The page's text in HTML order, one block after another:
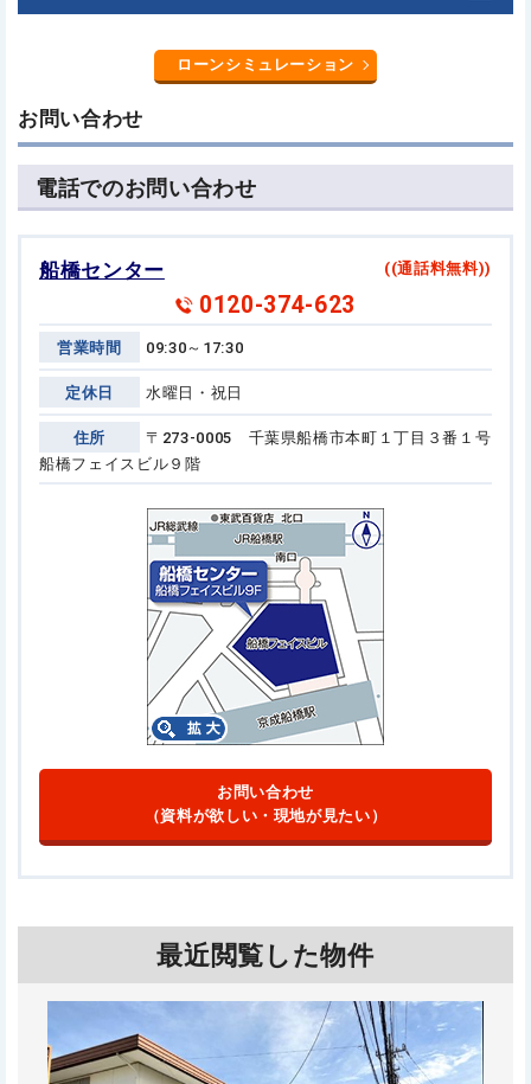
ローンシミュレーション
お問い合わせ
電話でのお問い合わせ
船橋センター ((通話料無料))
0120-374-623
営業時間 09:30～17:30
定休日 水曜日・祝日
住所
〒273-0005 千葉県船橋市本町１丁目３番１号
船橋フェイスビル９階
お問い合わせ
（資料が欲しい・現地が見たい）
最近閲覧した物件